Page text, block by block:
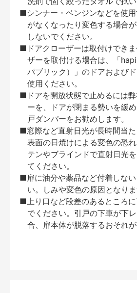
■シンナー・ベンジンなどを使
がなくなったり変色する場合
しないでください。
■ドアクローザーは取付けでき
ザーを取付ける場合は、「
パブリック）」のドアおよび
使用ください。
■ドアを開放状態で止めるには
ーを、ドアが閉まる勢いを緩
戸ダンパーをお勧めします。
■窓際など直射日光が長時間当た
表面の日焼けによる変色の恐
テンやブラインドで直射日光
てください。
■扉に油分や薬品など付着しな
い。しみや変色の原因となりま
■上り口など段差のあるところ
でください。引戸の下車が下
合、扉本体が脱落するおそれが